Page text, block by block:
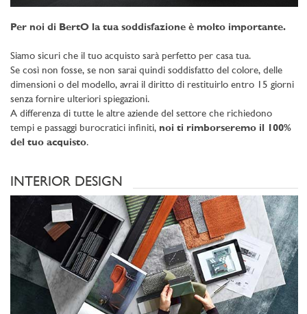
Per noi di BertO la tua soddisfazione è molto importante.
Siamo sicuri che il tuo acquisto sarà perfetto per casa tua.
Se così non fosse, se non sarai quindi soddisfatto del colore, delle
dimensioni o del modello, avrai il diritto di restituirlo entro 15 giorni
senza fornire ulteriori spiegazioni.
A differenza di tutte le altre aziende del settore che richiedono
tempi e passaggi burocratici infiniti, noi ti rimborseremo il 100%
del tuo acquisto.
INTERIOR DESIGN